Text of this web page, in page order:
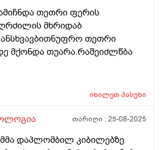
თეთრი ფერის
მხრიდაბ
თეთრი
მქონდა თუარა.რაშეიძლწბა
იხილეთპასუხი
თარიღი :25-08-2025
დაპლომბილ კიბილებზე